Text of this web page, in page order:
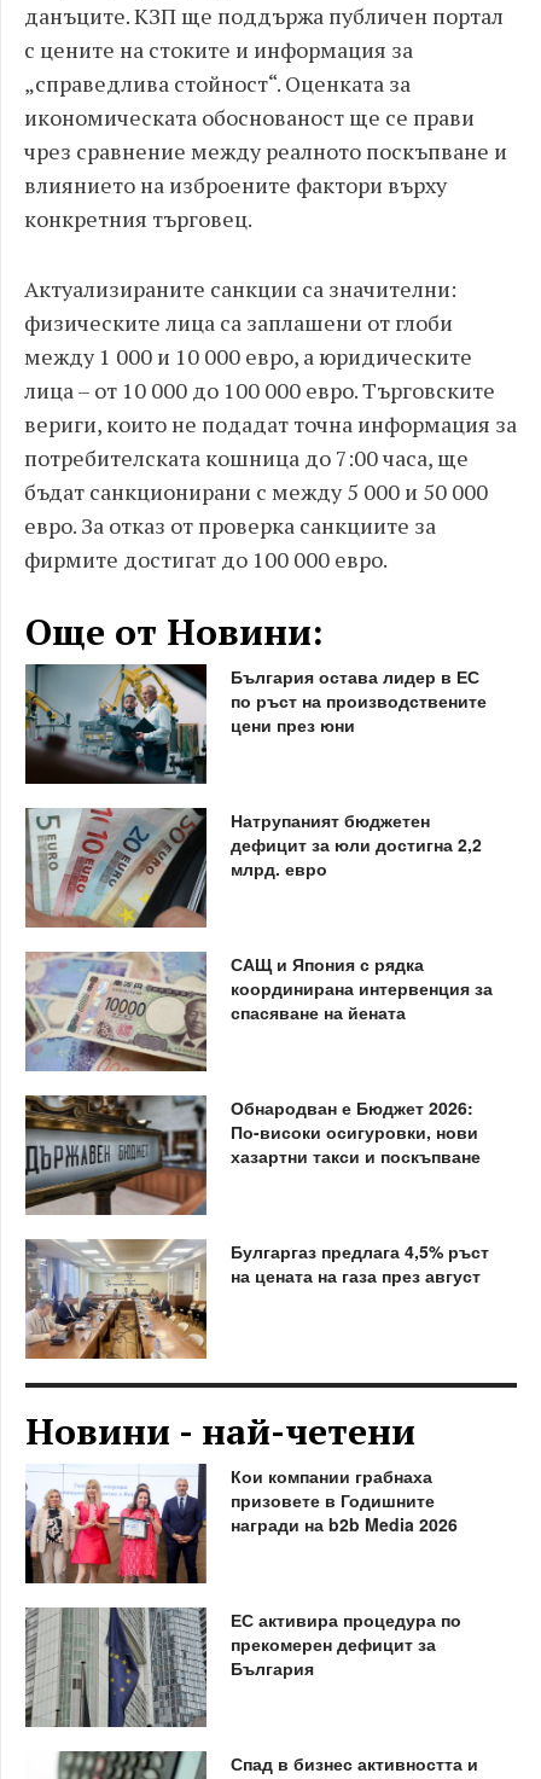
данъците. КЗП ще поддържа публичен портал
с цените на стоките и информация за
„справедлива стойност“. Оценката за
икономическата обоснованост ще се прави
чрез сравнение между реалното поскъпване и
влиянието на изброените фактори върху
конкретния търговец.
Актуализираните санкции са значителни:
физическите лица са заплашени от глоби
между 1 000 и 10 000 евро, а юридическите
лица – от 10 000 до 100 000 евро. Търговските
вериги, които не подадат точна информация за
потребителската кошница до 7:00 часа, ще
бъдат санкционирани с между 5 000 и 50 000
евро. За отказ от проверка санкциите за
фирмите достигат до 100 000 евро.
Още от Новини:
България остава лидер в ЕС
по ръст на производствените
цени през юни
Натрупаният бюджетен
дефицит за юли достигна 2,2
млрд. евро
САЩ и Япония с рядка
координирана интервенция за
спасяване на йената
Обнародван е Бюджет 2026:
По-високи осигуровки, нови
хазартни такси и поскъпване
Булгаргаз предлага 4,5% ръст
на цената на газа през август
Новини - най-четени
Кои компании грабнаха
призовете в Годишните
награди на b2b Media 2026
ЕС активира процедура по
прекомерен дефицит за
България
Спад в бизнес активността и